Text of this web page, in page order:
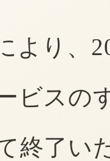
より、
ビスの
終了い